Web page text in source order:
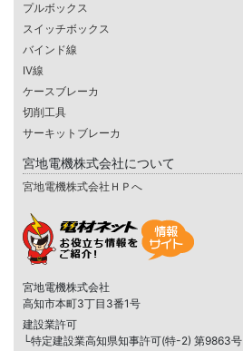
プルボックス
スイッチボックス
バインド線
IV線
ケースブレーカ
切削工具
サーキットブレーカ
宮地電機株式会社について
宮地電機株式会社ＨＰへ
宮地電機株式会社
高知市本町3丁目3番1号
建設業許可
└特定建設業高知県知事許可(特-2) 第9863号